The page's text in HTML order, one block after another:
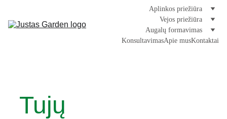
Aplinkos priežiūra
Vejos priežiūra
Augalų formavimas
KonsultavimasApie musKontaktai
Tujų